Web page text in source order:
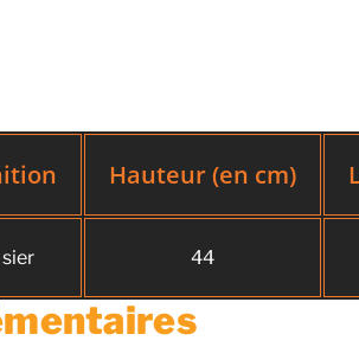
Hauteur (en cm)
44